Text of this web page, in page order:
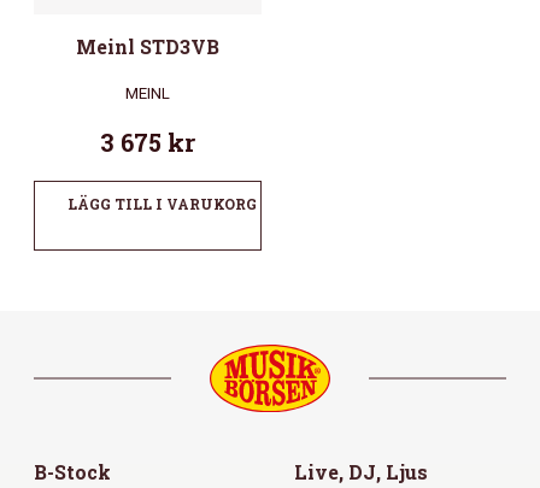
Meinl STD3VB
MEINL
3 675 kr
LÄGG TILL I VARUKORG
B-Stock
Live, DJ, Ljus